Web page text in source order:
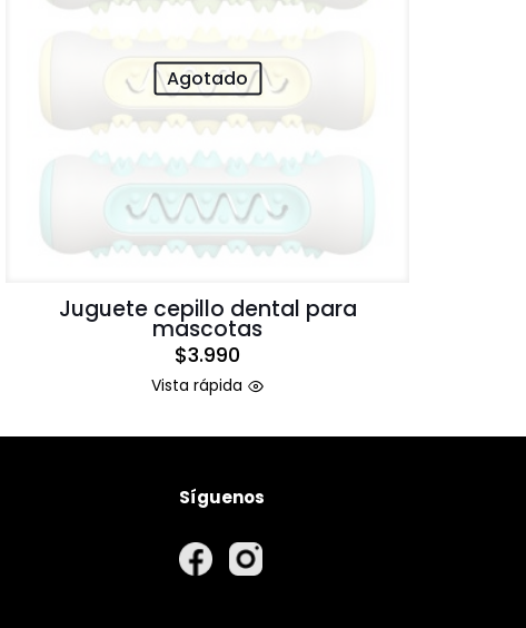
Agotado
Juguete cepillo dental para
mascotas
$3.990
Vista rápida
Síguenos